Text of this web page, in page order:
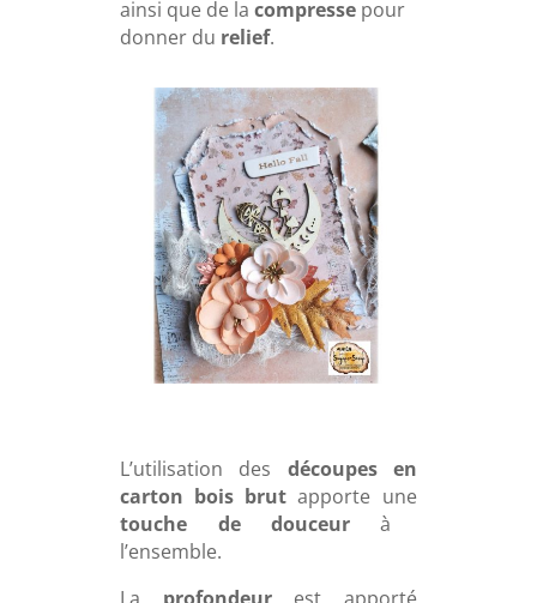
ainsi que de la compresse pour
donner du relief.
L’utilisation des découpes en
carton bois brut apporte une
touche de douceurà
l’ensemble.